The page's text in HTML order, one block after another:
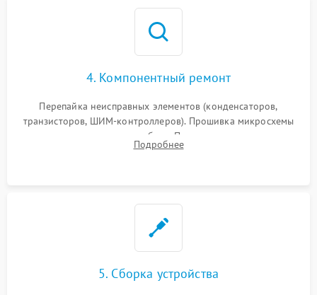
4. Компонентный ремонт
Перепайка неисправных элементов (конденсаторов,
транзисторов, ШИМ-контроллеров). Прошивка микросхемы
памяти при программных сбоях. При поломке подсветки —
разборка матрицы и замена выгоревших светодиодов.
Подробнее
5. Сборка устройства